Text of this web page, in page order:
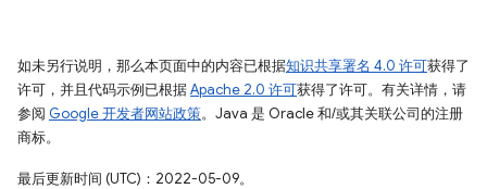
如未另行说明，那么本页面中的内容已根据知识共享署名 4.0 许可获得了
许可，并且代码示例已根据Apache 2.0 许可获得了许可。有关详情，请
参阅 Google 开发者网站政策。Java 是 Oracle 和/或其关联公司的注册
商标。
最后更新时间 (UTC)：2022-05-09。